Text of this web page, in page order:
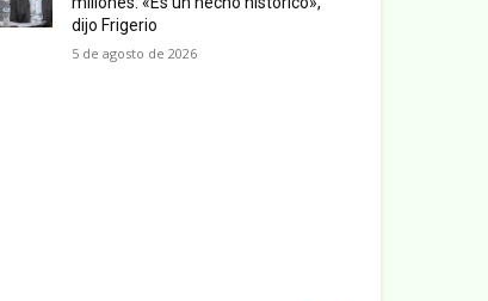
dijo Frigerio
5 de agosto de 2026